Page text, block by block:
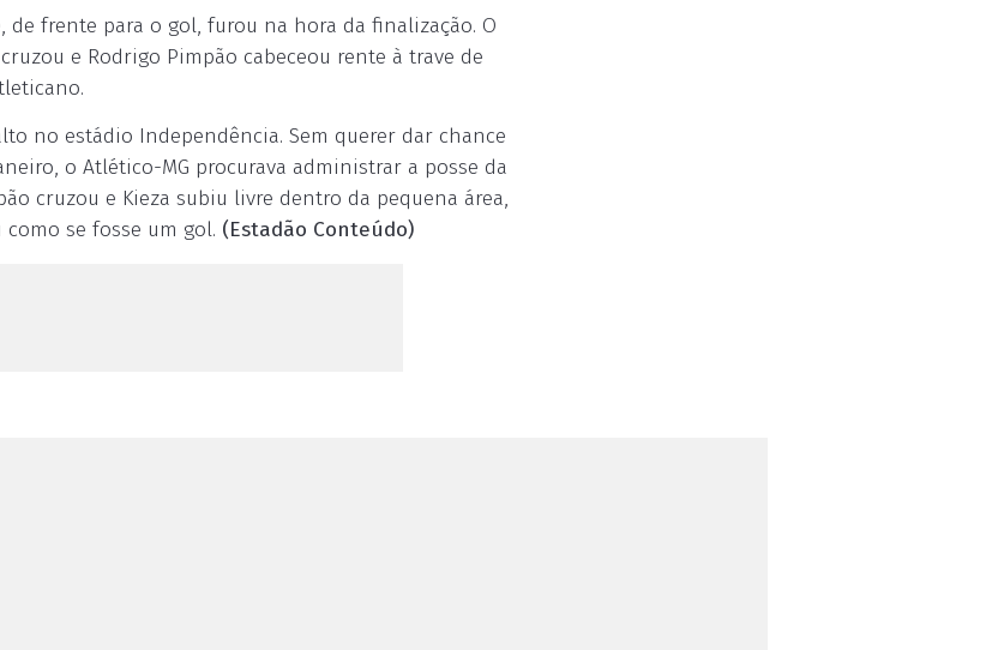
de frente para o gol, furou na hora da finalização. O
e Rodrigo Pimpão cabeceou rente à trave de
no estádio Independência. Sem querer dar chance
o Atlético-MG procurava administrar a posse da
cruzou e Kieza subiu livre dentro da pequena área,
se fosse um gol. (Estadão Conteúdo)